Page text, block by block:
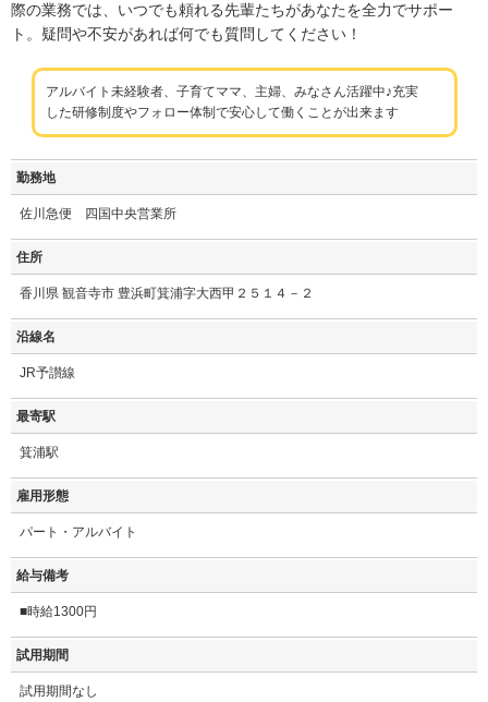
際の業務では、いつでも頼れる先輩たちがあなたを全力でサポー
ト。疑問や不安があれば何でも質問してください！
アルバイト未経験者、子育てママ、主婦、みなさん活躍中♪充実
した研修制度やフォロー体制で安心して働くことが出来ます
勤務地
佐川急便 四国中央営業所
住所
香川県 観音寺市 豊浜町箕浦字大西甲２５１４－２
沿線名
JR予讃線
最寄駅
箕浦駅
雇用形態
パート・アルバイト
給与備考
■時給1300円
試用期間
試用期間なし